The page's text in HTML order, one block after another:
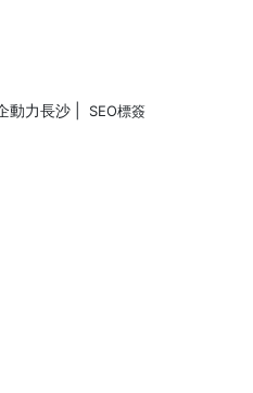
動力長沙 SEO標簽